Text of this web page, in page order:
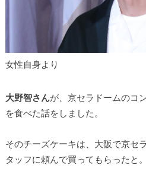
女性自身より
大野智さんが、京セラドームのコ
を食べた話をしました。
そのチーズケーキは、大阪で京セ
タッフに頼んで買ってもらったと。